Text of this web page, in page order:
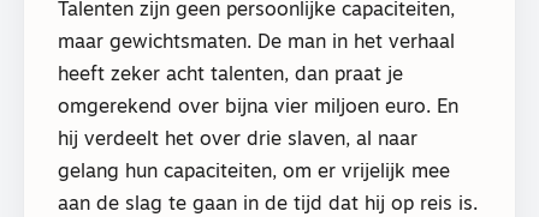
Talenten zijn geen persoonlijke capaciteiten,
maar gewichtsmaten. De man in het verhaal
heeft zeker acht talenten, dan praat je
omgerekend over bijna vier miljoen euro. En
hij verdeelt het over drie slaven, al naar
gelang hun capaciteiten, om er vrijelijk mee
aan de slag te gaan in de tijd dat hij op reis is.